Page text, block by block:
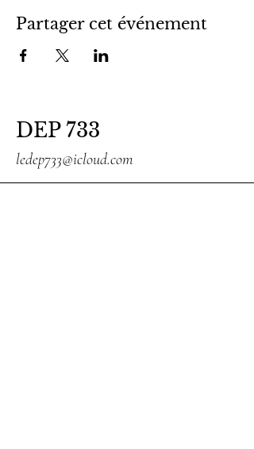
Partager cet événement
DEP 733
ledep733@icloud.com